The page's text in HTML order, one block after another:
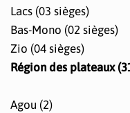
Lacs (03 sièges)
Bas-Mono (02 sièges)
Zio (04 sièges)
Région des plateaux
Agou (2)